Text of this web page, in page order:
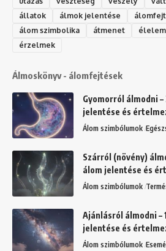
állatok
álmok jelentése
álom szimbolika
átmenet élelem
érzelmek
Álmoskönyv - álomfejtések
Gyomorról álmodni
jelentése és
Álom szimbólumok
Szárról (növény)
álom jelentése és
Álom szimbólumok
Ajánlásról álmodni –
jelentése és
Álom szimbólumok